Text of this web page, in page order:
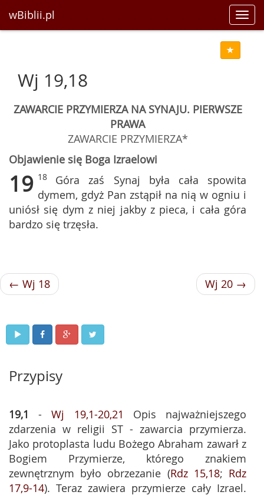
wBiblii.pl
Wj 19,18
ZAWARCIE PRZYMIERZA NA SYNAJU. PIERWSZE
PRAWA
ZAWARCIE PRZYMIERZA*
Objawienie się Boga Izraelowi
19 18 Góra zaś Synaj była cała spowita
dymem, gdyż Pan zstąpił na nią w ogniu i
uniósł się dym z niej jakby z pieca, i cała góra
bardzo się trzęsła.
← Wj 18 Wj 20 →
Przypisy
19,1 -Wj 19,1-20,21
Opis najważniejszego
zdarzenia w religii ST - zawarcia przymierza.
Jako protoplasta ludu Bożego Abraham zawarł z
Bogiem Przymierze, którego znakiem
zewnętrznym było obrzezanie (Rdz 15,18; Rdz
17,9-14). Teraz zawiera przymierze cały Izrael.